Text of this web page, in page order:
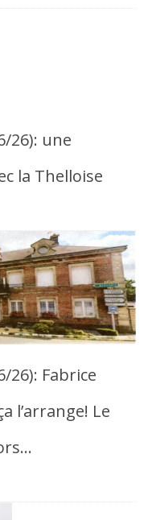
26): une
la Thelloise
26): Fabrice
l’arrange! Le